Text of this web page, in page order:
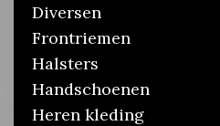
Diversen
Frontriemen
Halsters
Handschoenen
Heren kleding